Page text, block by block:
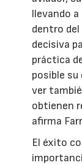
llevando
dentro
decisiva
práctica
posible
ver
obtienen
afirma
El éxito